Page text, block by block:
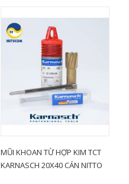
MŨI KHOAN TỪ HỢP KIM TCT
KARNASCH 20X40 CÁN NITTO